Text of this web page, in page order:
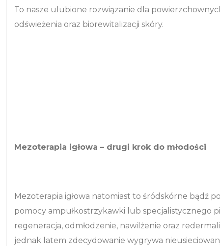
To nasze ulubione rozwiązanie dla
odświeżenia oraz biorewitalizacji skóry.
Mezoterapia igłowa – drugi krok do młodości
Mezoterapia igłowa natomiast to śródskórne bądź
pomocy ampułkostrzykawki lub specjalistycznego
regeneracja, odmłodzenie, nawilżenie oraz
jednak latem zdecydowanie wygrywa